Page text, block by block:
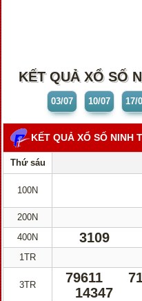
KẾT QUẢ XỔ SỐ
03/07 10/07 17/
KẾT QUẢ XỔ SỐ NINH
Thứ sáu
100N
200N
400N 3109
1TR
3TR 79611
14347